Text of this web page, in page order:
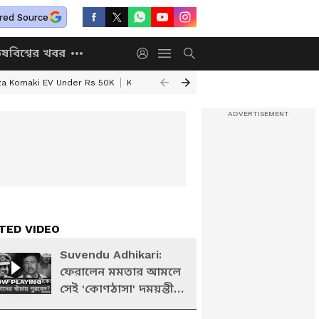
Source
বিশ্বের খবর
Komaki EV Under Rs 50K Kolkata Weather Update
VIDEO
PLAYING
Suvendu Adhikari:
ফেরালেন মমতার আমলে
সেই 'কোণঠাসা' দময়ন্তী
সেনকে! কোন তদন্তে?